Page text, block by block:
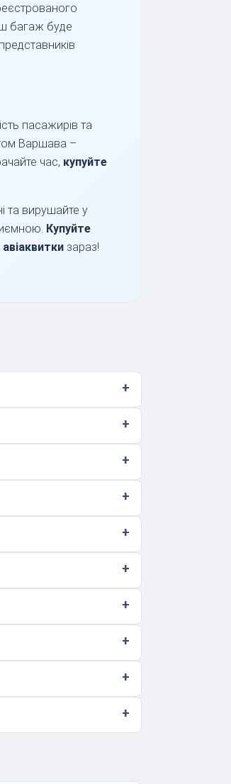
багаж буде
пасажирів та
Варшава –
час, купуйте
та вирушайте у
Купуйте
зараз!